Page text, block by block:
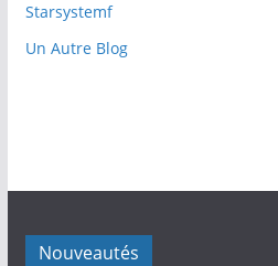
Starsystemf
Un Autre Blog
Nouveautés